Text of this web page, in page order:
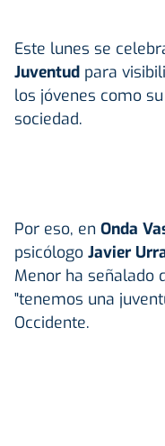
Este lunes se
Juventud para
los jóvenes como
sociedad.
Por eso, en Onda
psicólogo Javier
Menor ha señalado
"tenemos una
Occidente.